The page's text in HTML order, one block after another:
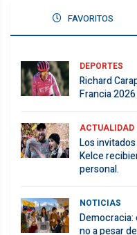
FAVORITOS
DEPORTES
Richard
Francia
ACTUALIDAD
Los
Kelce
personal.
NOTICIAS
Democracia:
no a pesar